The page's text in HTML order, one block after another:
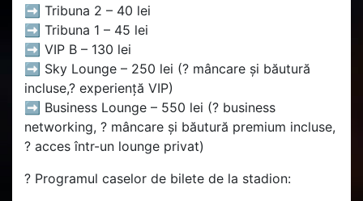
➡️ Tribuna 2 – 40 lei
➡️ Tribuna 1 – 45 lei
➡️ VIP B – 130 lei
➡️ Sky Lounge – 250 lei (?️ mâncare și băutură
incluse,? experiență VIP)
➡️ Business Lounge – 550 lei (? business
networking, ?️ mâncare și băutură premium incluse,
?️ acces într-un lounge privat)
? Programul caselor de bilete de la stadion: